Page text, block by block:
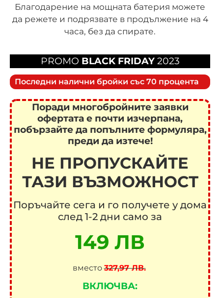
Благодарение на мощната батерия можете
да режете и подрязвате в продължение на 4
часа, без да спирате.
PROMO BLACK FRIDAY2023
Последни налични бройки със 70 процента
Поради многобройните заявки
офертата е почти изчерпана,
побързайте да попълните формуляра,
преди да изтече!
НЕ ПРОПУСКАЙТЕ
ТАЗИ ВЪЗМОЖНОСТ
Поръчайте сега и го получете у дома
след 1-2 дни само за
149 ЛВ
вместо327,97 ЛВ.
ВКЛЮЧВА: